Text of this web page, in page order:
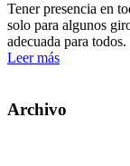
Tener presencia en
solo para algunos
adecuada para todos.
Leer más
Archivo